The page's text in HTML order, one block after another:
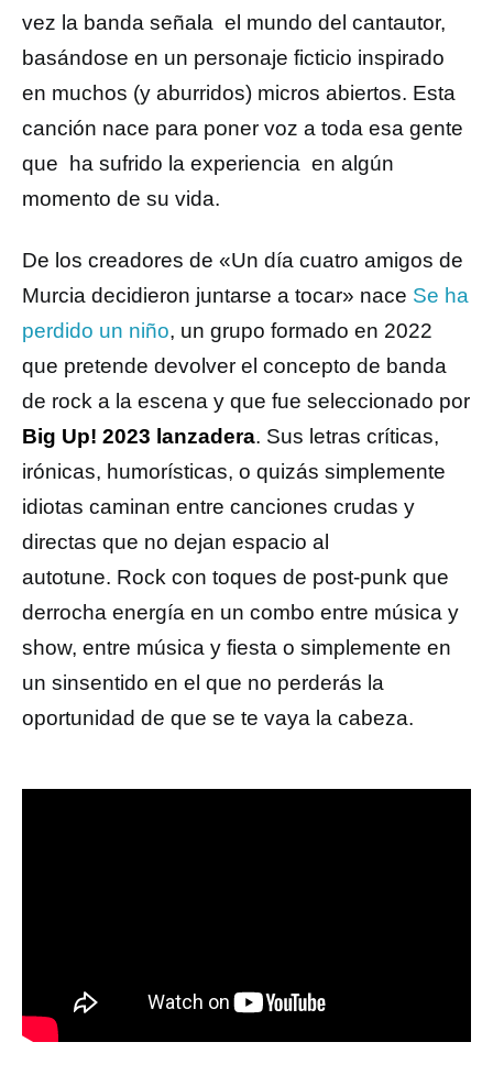
vez la banda señala el mundo del cantautor,
basándose en un personaje ficticio inspirado
en muchos (y aburridos) micros abiertos. Esta
canción nace para poner voz a toda esa gente
que ha sufrido la experiencia en algún
momento de su vida.
De los creadores de «Un día cuatro amigos de
Murcia decidieron juntarse a tocar» nace Se ha
perdido un niño, un grupo formado en 2022
que pretende devolver el concepto de banda
de rock a la escena y que fue seleccionado por
Big Up! 2023 lanzadera. Sus letras críticas,
irónicas, humorísticas, o quizás simplemente
idiotas caminan entre canciones crudas y
directas que no dejan espacio al
autotune. Rock con toques de post-punk que
derrocha energía en un combo entre música y
show, entre música y fiesta o simplemente en
un sinsentido en el que no perderás la
oportunidad de que se te vaya la cabeza.